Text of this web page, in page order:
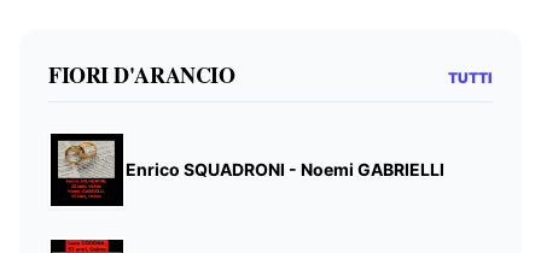
FIORI D'ARANCIO TUTTI
Enrico SQUADRONI - Noemi GABRIELLI